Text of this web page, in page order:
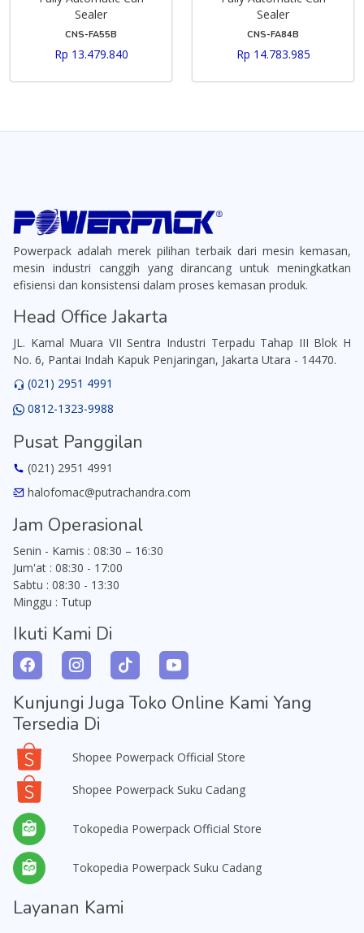
Sealer
CNS-FA55B
Rp 13.479.840
Sealer
CNS-FA84B
Rp 14.783.985
Powerpack adalah merek pilihan terbaik dari mesin kemasan,
mesin industri canggih yang dirancang untuk meningkatkan
efisiensi dan konsistensi dalam proses kemasan produk.
Head Office Jakarta
JL. Kamal Muara VII Sentra Industri Terpadu Tahap III Blok H
No. 6, Pantai Indah Kapuk Penjaringan, Jakarta Utara - 14470.
(021) 2951 4991
0812-1323-9988
Pusat Panggilan
(021) 2951 4991
halofomac@putrachandra.com
Jam Operasional
Senin - Kamis : 08:30 – 16:30
Jum'at : 08:30 - 17:00
Sabtu : 08:30 - 13:30
Minggu : Tutup
Ikuti Kami Di
Kunjungi Juga Toko Online Kami Yang
Tersedia Di
Shopee Powerpack Official Store
Shopee Powerpack Suku Cadang
Tokopedia Powerpack Official Store
Tokopedia Powerpack Suku Cadang
Layanan Kami